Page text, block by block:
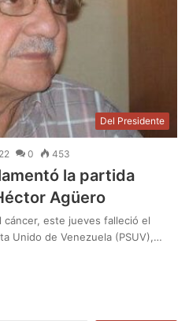
Del Presidente
0 453
la partida
Agüero
cáncer, este jueves falleció el
Unido de Venezuela (PSUV),…